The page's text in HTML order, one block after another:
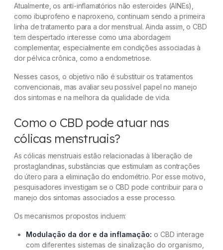
Atualmente, os anti-inflamatórios não esteroides (AINEs),
como ibuprofeno e naproxeno, continuam sendo a primeira
linha de tratamento para a dor menstrual. Ainda assim, o CBD
tem despertado interesse como uma abordagem
complementar, especialmente em condições associadas à
dor pélvica crônica, como a endometriose.
Nesses casos, o objetivo não é substituir os tratamentos
convencionais, mas avaliar seu possível papel no manejo
dos sintomas e na melhora da qualidade de vida.
Como o CBD pode atuar nas
cólicas menstruais?
As cólicas menstruais estão relacionadas à liberação de
prostaglandinas, substâncias que estimulam as contrações
do útero para a eliminação do endométrio. Por esse motivo,
pesquisadores investigam se o CBD pode contribuir para o
manejo dos sintomas associados a esse processo.
Os mecanismos propostos incluem:
Modulação da dor e da inflamação: o CBD interage
com diferentes sistemas de sinalização do organismo,